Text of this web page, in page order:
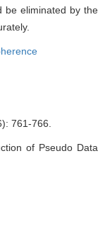
be eliminated by the
761-766.
of Pseudo Data